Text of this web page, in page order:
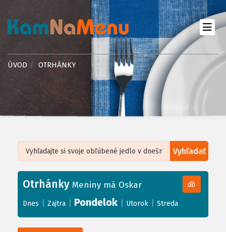
ÚVOD OTRHÁNKY
Vyhľadať
+
−
Leaflet| ©OpenStreetMap, Tiles courtesy ofHumanitarian OpenStreetMap
Otrhánky Meniny má Oskar
Dnes Zajtra Pondelok Utorok Streda